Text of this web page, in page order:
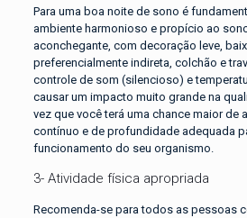
Para uma boa noite de sono é
ambiente harmonioso e propício ao
aconchegante, com decoração leve,
preferencialmente indireta, colchão e
controle de som (silencioso) e
causar um impacto muito grande na
vez que você terá uma chance maior de
contínuo e de profundidade adequada
funcionamento do seu organismo.
3- Atividade física apropriada
Recomenda-se para todos as pessoas